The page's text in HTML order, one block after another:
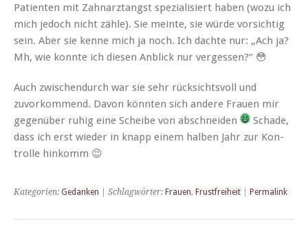
Patien­ten mit Zah­narz­tangst spezial­isiert haben (wozu ich
mich jedoch nicht zäh­le). Sie meinte, sie würde vor­sichtig
sein. Aber sie kenne mich ja noch. Ich dachte nur: „Ach ja?
Mh, wie kon­nte ich diesen Anblick nur vergessen?“ 😳
Auch zwis­chen­durch war sie sehr rück­sichtsvoll und
zuvork­om­mend. Davon kön­nten sich andere Frauen mir
gegenüber ruhig eine Scheibe von abschnei­den
Schade,
dass ich erst wieder in knapp einem hal­ben Jahr zur Kon­
trolle hinkomm 😉
Kategorien: Gedanken | Schlagwörter: Frauen, Frustfreiheit Permalink